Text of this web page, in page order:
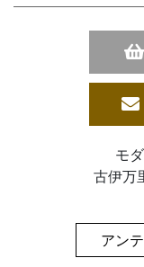
モ
古伊万
アン